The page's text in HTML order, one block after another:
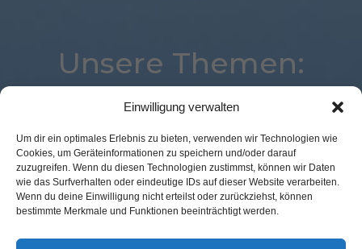
Einwilligung verwalten
Um dir ein optimales Erlebnis zu bieten, verwenden wir Technologien wie
Cookies, um Geräteinformationen zu speichern und/oder darauf
zuzugreifen. Wenn du diesen Technologien zustimmst, können wir Daten
wie das Surfverhalten oder eindeutige IDs auf dieser Website verarbeiten.
Wenn du deine Einwilligung nicht erteilst oder zurückziehst, können
bestimmte Merkmale und Funktionen beeinträchtigt werden.
Unsere Themen:
eCommerce Payment Logistik
Marketing
Analytics
Voice Studie
Digital
Kassenlose Läden
Loyalty
Künstliche Intelligenz
Location
POS Connect Advertising
Corona